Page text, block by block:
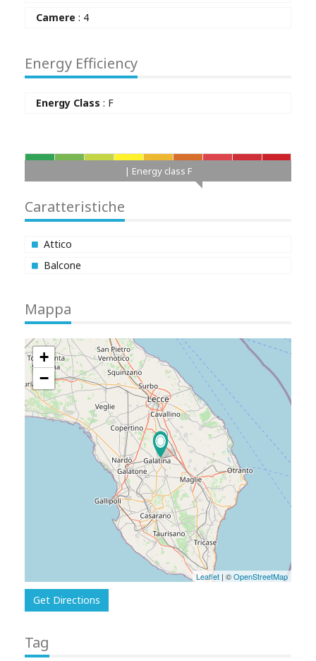
Camere : 4
Energy Efficiency
Energy Class : F
A+ A B C D E
| Energy class F F G H
Caratteristiche
Attico
Balcone
Mappa
+
−
Leaflet | ©OpenStreetMap
Get Directions
Tag